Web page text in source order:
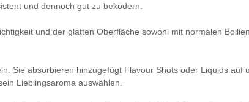
und dennoch gut zu beködern.
und der glatten Oberfläche sowohl mit normalen
Sie absorbieren hinzugefügt Flavour Shots oder Liquids
Lieblingsaroma auswählen.